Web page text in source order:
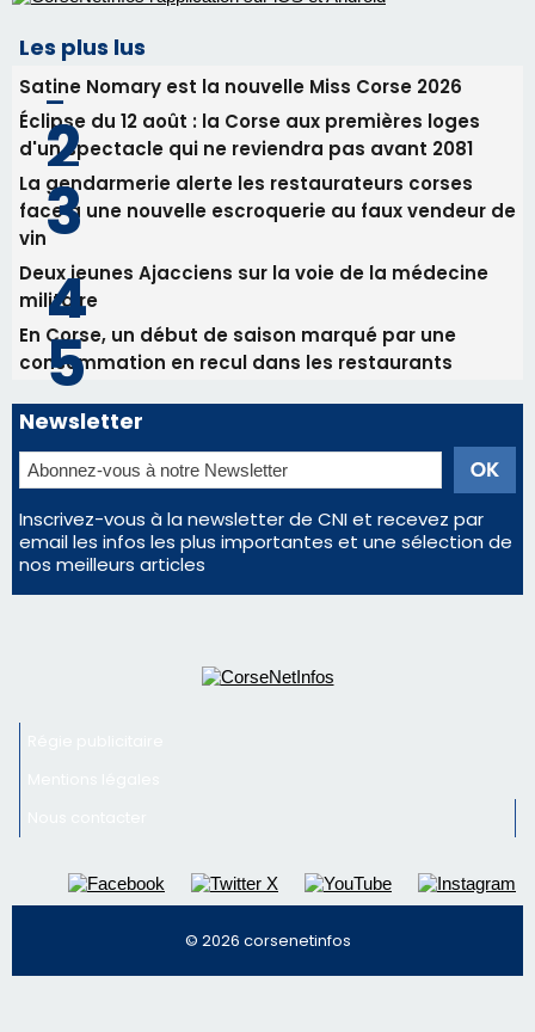
Les plus lus
Satine Nomary est la nouvelle Miss Corse 2026
Éclipse du 12 août : la Corse aux premières loges
d'un spectacle qui ne reviendra pas avant 2081
La gendarmerie alerte les restaurateurs corses
face à une nouvelle escroquerie au faux vendeur de
vin
Deux jeunes Ajacciens sur la voie de la médecine
militaire
En Corse, un début de saison marqué par une
consommation en recul dans les restaurants
Newsletter
Inscrivez-vous à la newsletter de CNI et recevez par
email les infos les plus importantes et une sélection de
nos meilleurs articles
© 2026 corsenetinfos